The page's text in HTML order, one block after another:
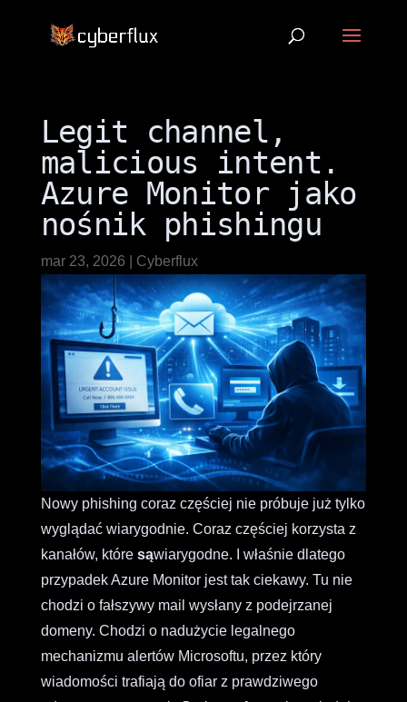
Legit channel,
malicious intent.
Azure Monitor jako
nośnik phishingu
mar 23, 2026 Cyberflux
Nowy phishing coraz częściej nie próbuje już tylko
wyglądać wiarygodnie. Coraz częściej korzysta z
kanałów, które sąwiarygodne. I właśnie dlatego
przypadek Azure Monitor jest tak ciekawy. Tu nie
chodzi o fałszywy mail wysłany z podejrzanej
domeny. Chodzi o nadużycie legalnego
mechanizmu alertów Microsoftu, przez który
wiadomości trafiają do ofiar z prawdziwego